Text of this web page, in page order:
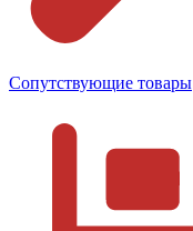
Сопутствующие товары